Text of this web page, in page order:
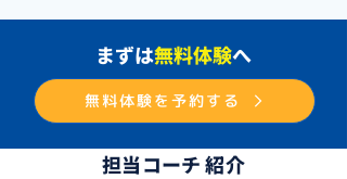
まずは無料体験へ
無料体験を予約する
担当コーチ 紹介